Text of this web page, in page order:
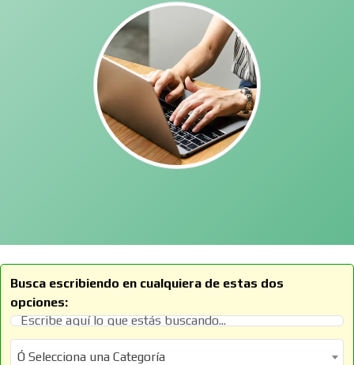
Busca escribiendo en cualquiera de estas dos
opciones:
Ó Selecciona una Categoría
Ó Selecciona una Categoría